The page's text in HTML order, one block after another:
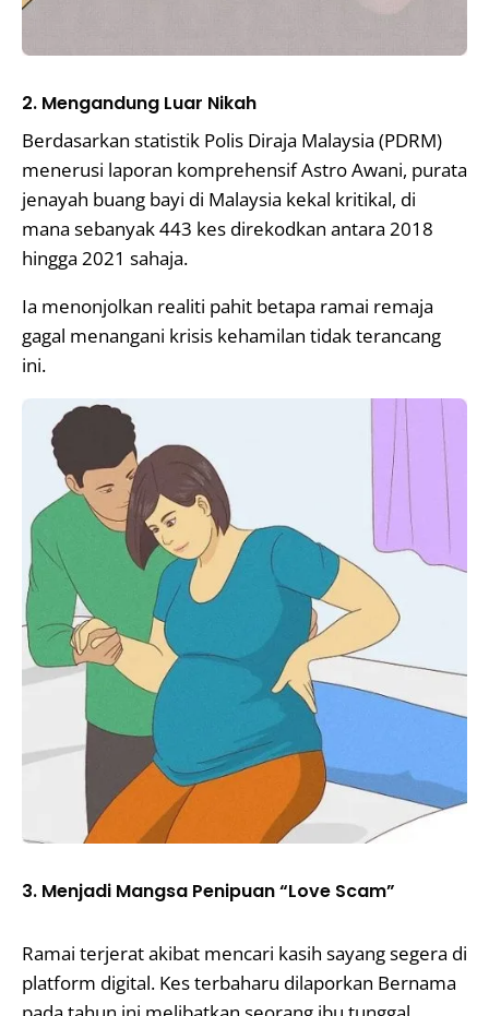
2. Mengandung Luar Nikah
Berdasarkan statistik Polis Diraja Malaysia (PDRM)
menerusi laporan komprehensif Astro Awani, purata
jenayah buang bayi di Malaysia kekal kritikal, di
mana sebanyak 443 kes direkodkan antara 2018
hingga 2021 sahaja.
Ia menonjolkan realiti pahit betapa ramai remaja
gagal menangani krisis kehamilan tidak terancang
ini.
3. Menjadi Mangsa Penipuan “Love Scam”
Ramai terjerat akibat mencari kasih sayang segera di
platform digital. Kes terbaharu dilaporkan Bernama